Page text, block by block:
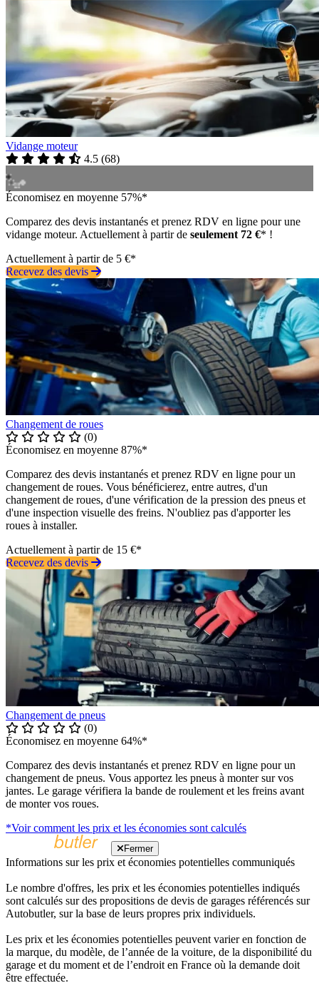
Vidange moteur
4.5 (68)
Économisez en moyenne 57%*
Comparez des devis instantanés et prenez RDV en ligne pour une
vidange moteur. Actuellement à partir de seulement 72 €* !
Actuellement à partir de 5 €*
Recevez des devis
Changement de roues
(0)
Économisez en moyenne 87%*
Comparez des devis instantanés et prenez RDV en ligne pour un
changement de roues. Vous bénéficierez, entre autres, d'un
changement de roues, d'une vérification de la pression des pneus et
d'une inspection visuelle des freins. N'oubliez pas d'apporter les
roues à installer.
Actuellement à partir de 15 €*
Recevez des devis
Changement de pneus
(0)
Économisez en moyenne 64%*
Comparez des devis instantanés et prenez RDV en ligne pour un
changement de pneus. Vous apportez les pneus à monter sur vos
jantes. Le garage vérifiera la bande de roulement et les freins avant
de monter vos roues.
*Voir comment les prix et les économies sont calculés
Fermer
Informations sur les prix et économies potentielles communiqués
Le nombre d'offres, les prix et les économies potentielles indiqués
sont calculés sur des propositions de devis de garages référencés sur
Autobutler, sur la base de leurs propres prix individuels.
Les prix et les économies potentielles peuvent varier en fonction de
la marque, du modèle, de l’année de la voiture, de la disponibilité du
garage et du moment et de l’endroit en France où la demande doit
être effectuée.